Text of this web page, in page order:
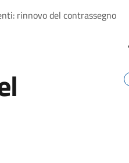
rinnovo del contrassegno